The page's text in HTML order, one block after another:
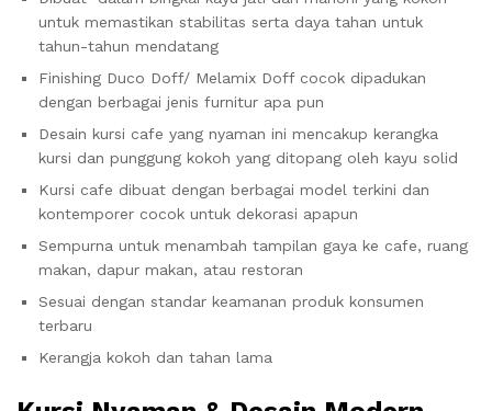
untuk memastikan stabilitas serta daya tahan untuk
tahun-tahun mendatang
Finishing Duco Doff/ Melamix Doff cocok dipadukan
dengan berbagai jenis furnitur apa pun
Desain kursi cafe yang nyaman ini mencakup kerangka
kursi dan punggung kokoh yang ditopang oleh kayu solid
Kursi cafe dibuat dengan berbagai model terkini dan
kontemporer cocok untuk dekorasi apapun
Sempurna untuk menambah tampilan gaya ke cafe, ruang
makan, dapur makan, atau restoran
Sesuai dengan standar keamanan produk konsumen
terbaru
Kerangja kokoh dan tahan lama